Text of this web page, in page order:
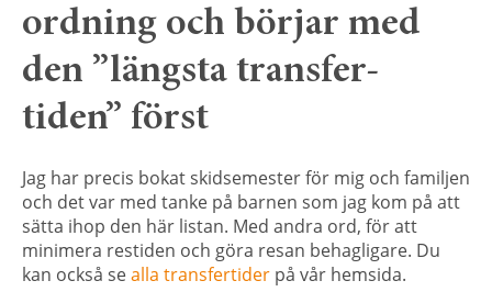
ordning och börjar med
den ”längsta transfer-
tiden” först
Jag har precis bokat skidsemester för mig och familjen
och det var med tanke på barnen som jag kom på att
sätta ihop den här listan. Med andra ord, för att
minimera restiden och göra resan behagligare. Du
kan också sealla transfertider på vår hemsida.